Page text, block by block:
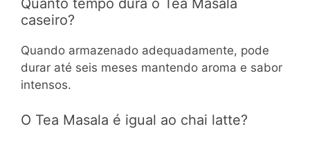
Quanto tempo dura o Tea Masala
caseiro?
Quando armazenado adequadamente, pode
durar até seis meses mantendo aroma e sabor
intensos.
O Tea Masala é igual ao chai latte?